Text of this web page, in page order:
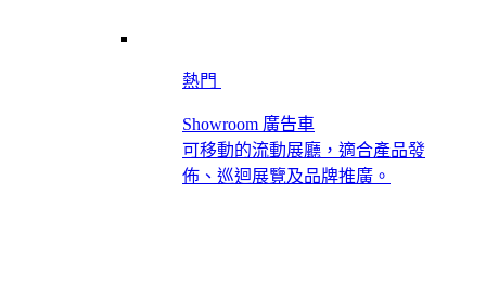
熱門
Showroom 廣告車
可移動的流動展廳，適合產品發
佈、巡迴展覽及品牌推廣。